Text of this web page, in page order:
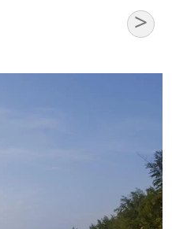
>